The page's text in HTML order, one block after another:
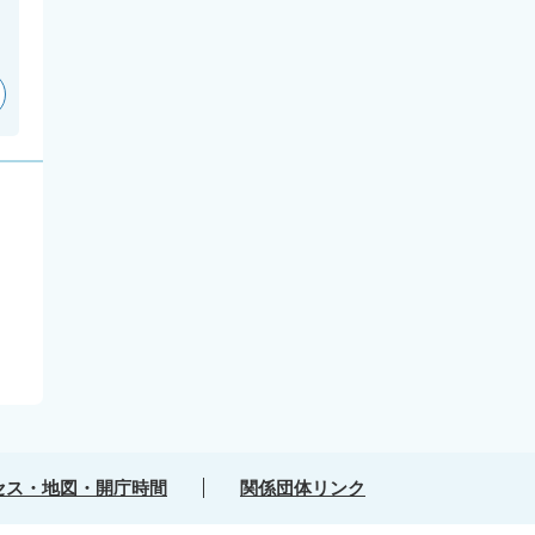
ス・地図・開庁時間 関係団体リンク